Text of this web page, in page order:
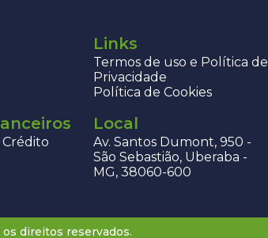
Links
Termos de uso e Política de
Privacidade
Política de Cookies
Local
Av. Santos Dumont, 950 -
São Sebastião, Uberaba -
MG, 38060-600
direitos reservados.